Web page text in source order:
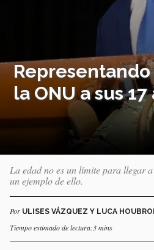
la ONU a sus 17
La edad no es un límite para llegar
un ejemplo de ello.
Por ULISES VÁZQUEZ Y LUCA
Tiempo estimado de lectura:3 mins